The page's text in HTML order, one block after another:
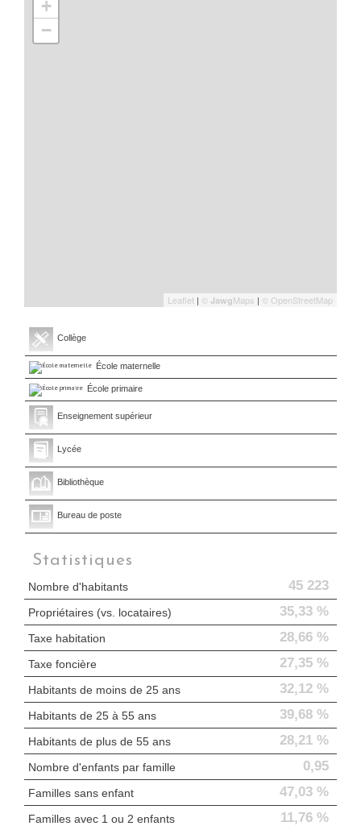
+
−
Leaflet | © JawgMaps | © OpenStreetMap
Collège
École maternelle
École primaire
Enseignement supérieur
Lycée
Bibliothèque
Bureau de poste
Statistiques
Nombre d'habitants 45 223
Propriétaires (vs. locataires) 35,33 %
Taxe habitation 28,66 %
Taxe foncière 27,35 %
Habitants de moins de 25 ans 32,12 %
Habitants de 25 à 55 ans 39,68 %
Habitants de plus de 55 ans 28,21 %
Nombre d'enfants par famille 0,95
Familles sans enfant 47,03 %
Familles avec 1 ou 2 enfants 11,76 %